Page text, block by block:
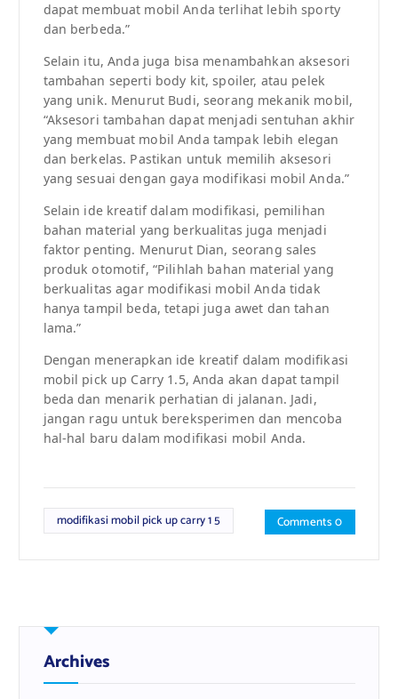
dapat membuat mobil Anda terlihat lebih sporty
dan berbeda.”
Selain itu, Anda juga bisa menambahkan aksesori
tambahan seperti body kit, spoiler, atau pelek
yang unik. Menurut Budi, seorang mekanik mobil,
“Aksesori tambahan dapat menjadi sentuhan akhir
yang membuat mobil Anda tampak lebih elegan
dan berkelas. Pastikan untuk memilih aksesori
yang sesuai dengan gaya modifikasi mobil Anda.”
Selain ide kreatif dalam modifikasi, pemilihan
bahan material yang berkualitas juga menjadi
faktor penting. Menurut Dian, seorang sales
produk otomotif, “Pilihlah bahan material yang
berkualitas agar modifikasi mobil Anda tidak
hanya tampil beda, tetapi juga awet dan tahan
lama.”
Dengan menerapkan ide kreatif dalam modifikasi
mobil pick up Carry 1.5, Anda akan dapat tampil
beda dan menarik perhatian di jalanan. Jadi,
jangan ragu untuk bereksperimen dan mencoba
hal-hal baru dalam modifikasi mobil Anda.
modifikasi mobil pick up carry 1 5 Comments 0
Archives